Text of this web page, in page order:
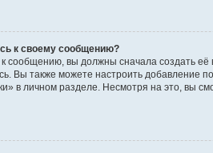
к своему сообщению?
сообщению, вы должны сначала создать
Вы также можете настроить добавление
в личном разделе. Несмотря на это, вы